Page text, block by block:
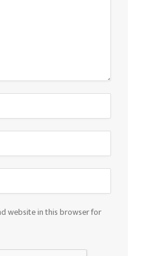
website in this browser for